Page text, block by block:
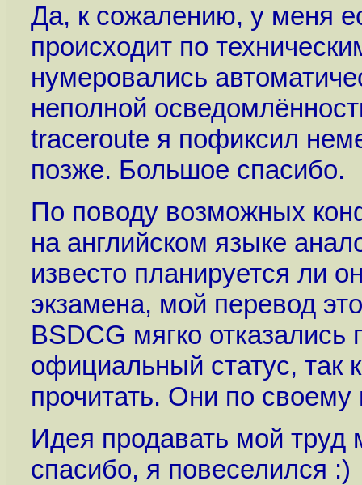
Да, к сожалению, у меня
происходит по
нумеровались
неполной
traceroute я пофиксил
позже. Большое спасибо.
По поводу возможных
на английском языке
известо планируется ли
экзамена, мой перевод
BSDCG мягко
официальный статус, так
прочитать. Они по
Идея продавать мой труд
спасибо, я повеселился :)